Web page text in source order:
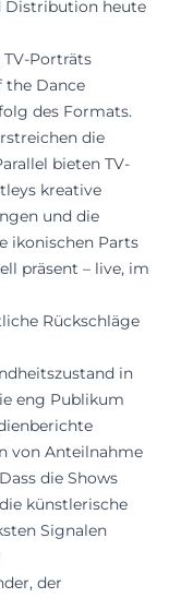
Distribution heute
Porträts
the Dance
des Formats.
die
bieten TV-
kreative
und die
ikonischen Parts
präsent – live, im
Rückschläge
in
eng Publikum
von Anteilnahme
die Shows
künstlerische
Signalen
der